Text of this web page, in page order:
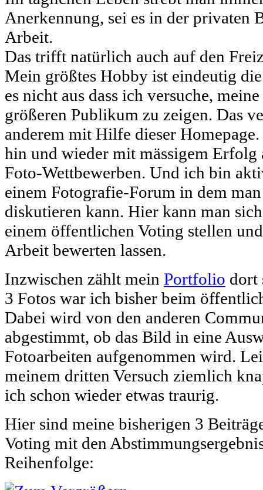
Anerkennung, sei es in der privaten
Arbeit.
Das trifft natürlich auch auf den
Mein größtes Hobby ist eindeutig
es nicht aus dass ich versuche,
größeren Publikum zu zeigen. Das
anderem mit Hilfe dieser
hin und wieder mit mässigem Erfolg
Foto-Wettbewerben. Und ich bin
einem Fotografie-Forum in dem
diskutieren kann. Hier kann man
einem öffentlichen Voting stellen
Arbeit bewerten lassen.
Inzwischen zählt mein Portfolio dort
3 Fotos war ich bisher beim
Dabei wird von den anderen
abgestimmt, ob das Bild in eine
Fotoarbeiten aufgenommen wird.
meinem dritten Versuch ziemlich
ich schon wieder etwas traurig.
Hier sind meine bisherigen 3
Voting mit den
Reihenfolge: